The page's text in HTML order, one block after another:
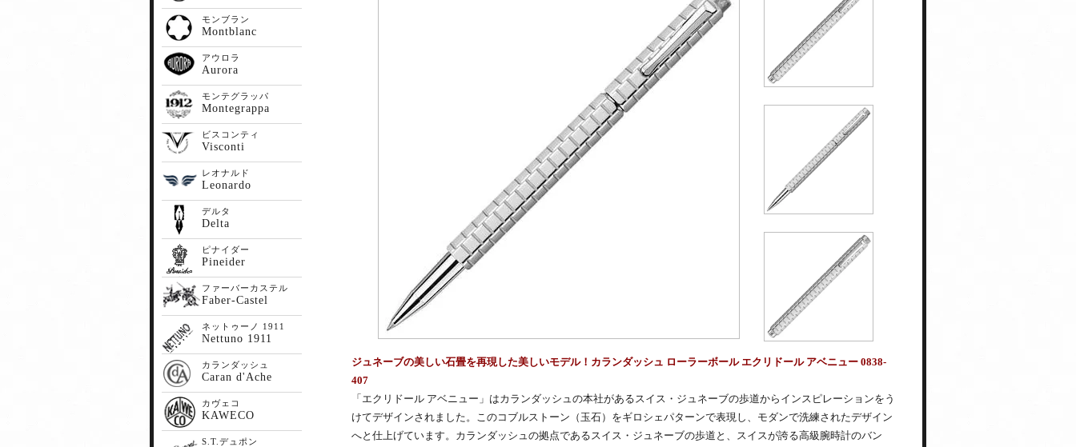
ジュネーブの美しい石畳を再現した美しいモデル！カランダッシュ ローラーボール エクリドール アベニュー 0838-
407
「エクリドール アベニュー」はカランダッシュの本社があるスイス・ジュネーブの歩道からインスピレーションをう
けてデザインされました。このコブルストーン（玉石）をギロシェパターンで表現し、モダンで洗練されたデザイン
へと仕上げています。カランダッシュの拠点であるスイス・ジュネーブの歩道と、スイスが誇る高級腕時計のバン
モンブラン
Montblanc
アウロラ
Aurora
モンテグラッパ
Montegrappa
ビスコンティ
Visconti
レオナルド
Leonardo
デルタ
Delta
ピナイダー
Pineider
ファーバーカステル
Faber-Castel
ネットゥーノ 1911
Nettuno 1911
カランダッシュ
Caran d'Ache
カヴェコ
KAWECO
S.T.デュポン